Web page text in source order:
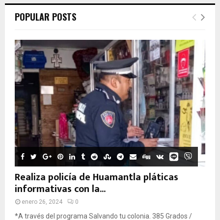
POPULAR POSTS
Realiza policía de Huamantla pláticas
informativas con la...
enero 26, 2024 0
*A través del programa Salvando tu colonia. 385 Grados /